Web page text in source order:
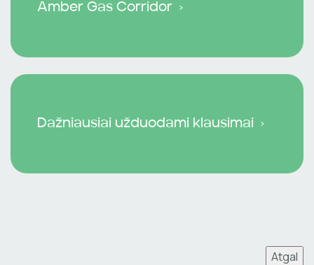
Amber Gas Corridor
Dažniausiai užduodami klausimai
Atgal